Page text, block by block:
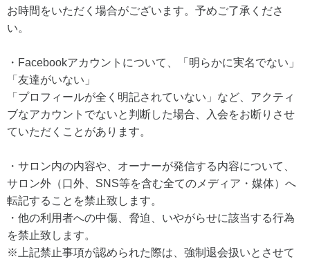
お時間をいただく場合がございます。予めご了承くださ
い。
・Facebookアカウントについて、「明らかに実名でない」
「友達がいない」
「プロフィールが全く明記されていない」など、アクティ
ブなアカウントでないと判断した場合、入会をお断りさせ
ていただくことがあります。
・サロン内の内容や、オーナーが発信する内容について、
サロン外（口外、SNS等を含む全てのメディア・媒体）へ
転記することを禁止致します。
・他の利用者への中傷、脅迫、いやがらせに該当する行為
を禁止致します。
※上記禁止事項が認められた際は、強制退会扱いとさせて